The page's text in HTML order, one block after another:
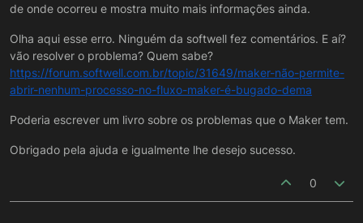
de onde ocorreu e mostra muito mais informações ainda.
Olha aqui esse erro. Ninguém da softwell fez comentários. E aí?
vão resolver o problema? Quem sabe?
https://forum.softwell.com.br/topic/31649/maker-não-permite-
abrir-nenhum-processo-no-fluxo-maker-é-bugado-dema
Poderia escrever um livro sobre os problemas que o Maker tem.
Obrigado pela ajuda e igualmente lhe desejo sucesso.
0